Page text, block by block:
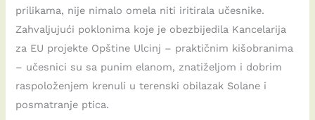
prilikama, nije nimalo omela niti iritirala učesnike.
Zahvaljujući poklonima koje je obezbijedila Kancelarija
za EU projekte Opštine Ulcinj – praktičnim kišobranima
– učesnici su sa punim elanom, znatiželjom i dobrim
raspoloženjem krenuli u terenski obilazak Solane i
posmatranje ptica.